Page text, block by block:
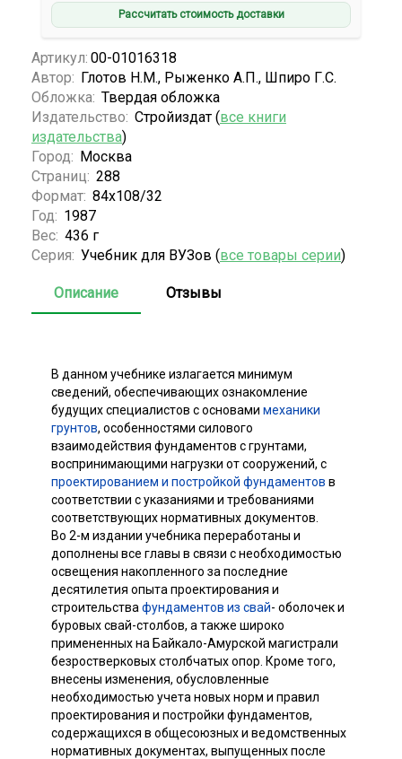
Рассчитать стоимость доставки
Артикул: 00-01016318
Автор: Глотов Н.М., Рыженко А.П., Шпиро Г.С.
Обложка: Твердая обложка
Издательство: Стройиздат (все книги
издательства)
Город: Москва
Страниц: 288
Формат: 84х108/32
Год: 1987
Вес: 436 г
Серия: Учебник для ВУЗов (все товары серии)
Описание Отзывы
В данном учебнике излагается минимум
сведений, обеспечивающих ознакомление
будущих специалистов с основами механики
грунтов, особенностями силового
взаимодействия фундаментов с грунтами,
воспринимающими нагрузки от сооружений, с
проектированием и постройкой фундаментов в
соответствии с указаниями и требованиями
соответствующих нормативных документов.
Во 2-м издании учебника переработаны и
дополнены все главы в связи с необходимостью
освещения накопленного за последние
десятилетия опыта проектирования и
строительства фундаментов из свай- оболочек и
буровых свай-столбов, а также широко
примененных на Байкало-Амурской магистрали
безростверковых столбчатых опор. Кроме того,
внесены изменения, обусловленные
необходимостью учета новых норм и правил
проектирования и постройки фундаментов,
содержащихся в общесоюзных и ведомственных
нормативных документах, выпущенных после